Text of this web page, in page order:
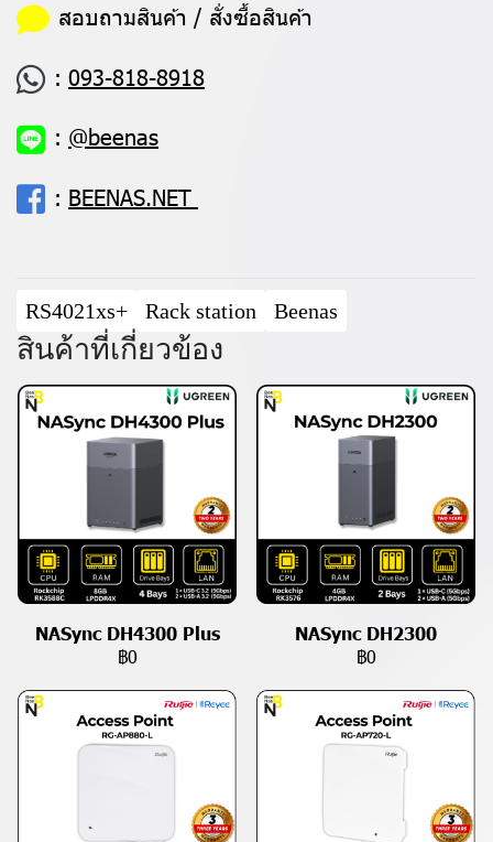
สอบถามสินค้า / สั่งซื้อสินค้า
: 093-818-8918
: @beenas
: BEENAS.NET
RS4021xs+ Rack station Beenas
สินค้าที่เกี่ยวข้อง
NASync DH4300 Plus
฿0
NASync DH2300
฿0